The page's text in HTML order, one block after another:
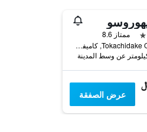
ممتاز 8.6
Tokachidake Onsen, كاميفورانو, اليابان
عرض الصفقة